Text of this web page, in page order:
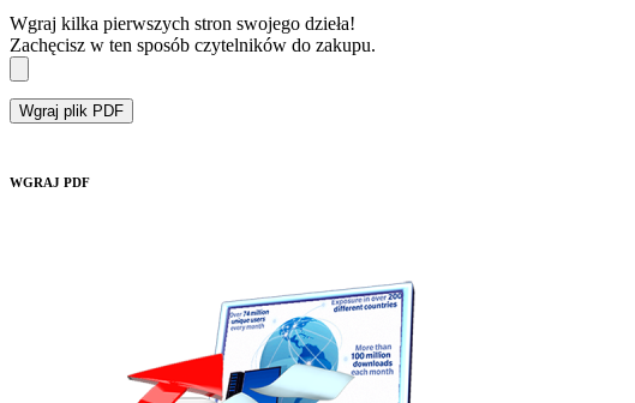
Wgraj kilka pierwszych stron swojego dzieła!
Zachęcisz w ten sposób czytelników do zakupu.
Wgraj plik PDF
WGRAJ PDF